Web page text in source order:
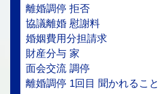
離婚調停 拒否
協議離婚 慰謝料
婚姻費用分担請求
財産分与 家
面会交流 調停
離婚調停 1回目 聞かれること